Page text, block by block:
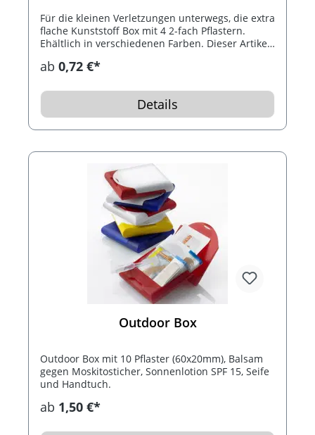
Für die kleinen Verletzungen unterwegs, die extra
flache Kunststoff Box mit 4 2-fach Pflastern.
Ehältlich in verschiedenen Farben. Dieser Artikel
Ihrer Werbebotschaft bedruckt werden.
ab 0,72 €*
Details
Outdoor Box
Outdoor Box mit 10 Pflaster (60x20mm), Balsam
gegen Moskitosticher, Sonnenlotion SPF 15, Seife
und Handtuch.
ab 1,50 €*